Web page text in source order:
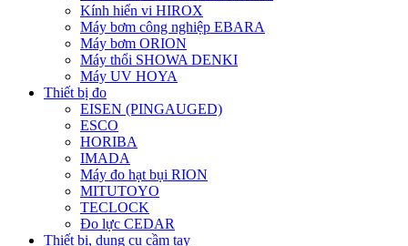
Kính hiển vi HIROX
Máy bơm công nghiệp EBARA
Máy bơm ORION
Máy thổi SHOWA DENKI
Máy UV HOYA
Thiết bị đo
EISEN (PINGAUGED)
ESCO
HORIBA
IMADA
Máy đo hạt bụi RION
MITUTOYO
TECLOCK
Đo lực CEDAR
Thiết bị, dụng cụ cầm tay